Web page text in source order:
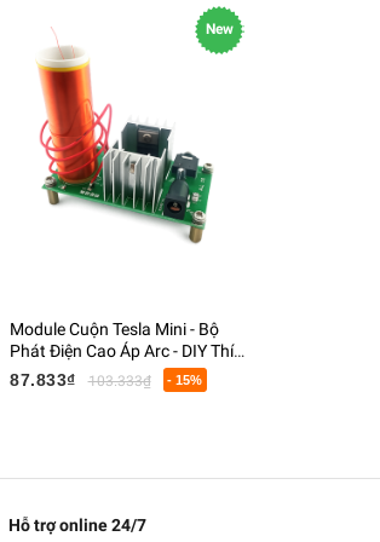
New
Module Cuộn Tesla Mini - Bộ
Phát Điện Cao Áp Arc - DIY Thí
Nghiệm Vật Lý - DC 15-24V
87.833₫ 103.333₫ - 15%
Hỗ trợ online 24/7